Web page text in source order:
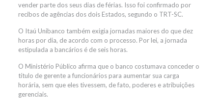
vender parte dos seus dias de férias. Isso foi confirmado por
recibos de agências dos dois Estados, segundo o TRT-SC.
O Itaú Unibanco também exigia jornadas maiores do que dez
horas por dia, de acordo com o processo. Por lei, a jornada
estipulada a bancários é de seis horas.
O Ministério Público afirma que o banco costumava conceder o
título de gerente a funcionários para aumentar sua carga
horária, sem que eles tivessem, de fato, poderes e atribuições
gerenciais.